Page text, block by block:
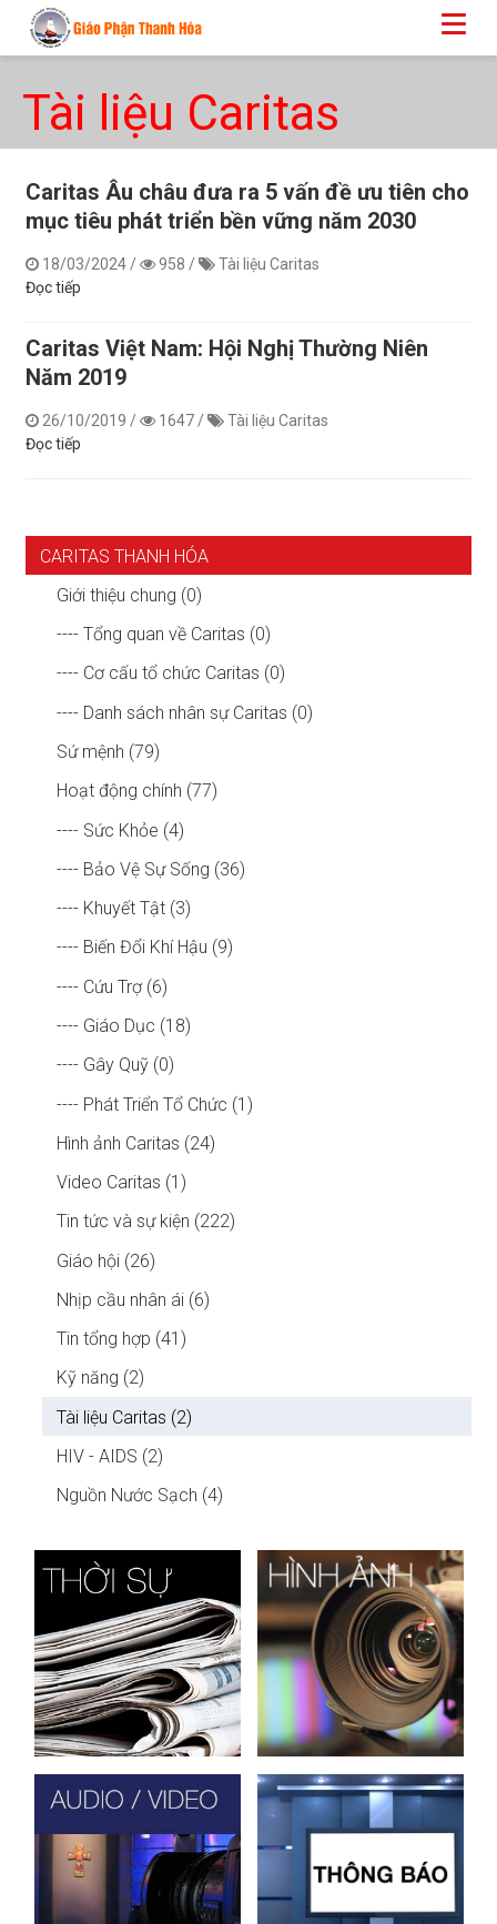
Tài liệu Caritas
Caritas Âu châu đưa ra 5 vấn đề ưu tiên cho
mục tiêu phát triển bền vững năm 2030
18/03/2024 / 958 /
Tài liệu Caritas
Đọc tiếp
Caritas Việt Nam: Hội Nghị Thường Niên
Năm 2019
26/10/2019 / 1647 /
Tài liệu Caritas
Đọc tiếp
CARITAS THANH HÓA
Giới thiệu chung (0)
---- Tổng quan về Caritas (0)
---- Cơ cấu tổ chức Caritas (0)
---- Danh sách nhân sự Caritas (0)
Sứ mệnh (79)
Hoạt động chính (77)
---- Sức Khỏe (4)
---- Bảo Vệ Sự Sống (36)
---- Khuyết Tật (3)
---- Biến Đổi Khí Hậu (9)
---- Cứu Trợ (6)
---- Giáo Dục (18)
---- Gây Quỹ (0)
---- Phát Triển Tổ Chức (1)
Hình ảnh Caritas (24)
Video Caritas (1)
Tin tức và sự kiện (222)
Giáo hội (26)
Nhịp cầu nhân ái (6)
Tin tổng hợp (41)
Kỹ năng (2)
Tài liệu Caritas (2)
HIV - AIDS (2)
Nguồn Nước Sạch (4)